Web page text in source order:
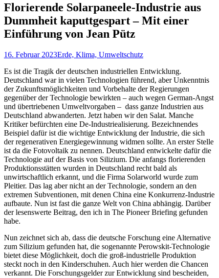
Florierende Solarpaneele-Industrie aus
Dummheit kaputtgespart – Mit einer
Einführung von Jean Pütz
16. Februar 2023Erde, Klima, Umweltschutz
Es ist die Tragik der deutschen industriellen Entwicklung.
Deutschland war in vielen Technologien führend, aber Unkenntnis
der Zukunftsmöglichkeiten und Vorbehalte der Regierungen
gegenüber der Technologie bewirkten – auch wegen German-Angst
und übertriebenen Umweltvorgaben – dass ganze Industrien aus
Deutschland abwanderten. Jetzt haben wir den Salat. Manche
Kritiker befürchten eine De-Industriealisierung. Bezeichnendes
Beispiel dafür ist die wichtige Entwicklung der Industrie, die sich
der regenerativen Energiegewinnung widmen sollte. An erster Stelle
ist da die Fotovoltaik zu nennen. Deutschland entwickelte dafür die
Technologie auf der Basis von Silizium. Die anfangs florierenden
Produktionsstätten wurden in Deutschland recht bald als
unwirtschaftlich erkannt, und die Firma Solarworld wurde zum
Pleitier. Das lag aber nicht an der Technologie, sondern an den
extremen Subventionen, mit denen China eine Konkurrenz-Industrie
aufbaute. Nun ist fast die ganze Welt von China abhängig. Darüber
der lesenswerte Beitrag, den ich in The Pioneer Briefing gefunden
habe.
Nun zeichnet sich ab, dass die deutsche Forschung eine Alternative
zum Silizium gefunden hat, die sogenannte Perowskit-Technologie
bietet diese Möglichkeit, doch die groß-industrielle Produktion
steckt noch in den Kinderschuhen. Auch hier werden die Chancen
verkannt. Die Forschungsgelder zur Entwicklung sind bescheiden,